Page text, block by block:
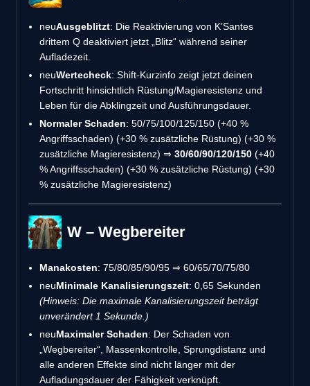
neuAusgeblitzt: Die Reaktivierung von K’Santes
drittem Q deaktiviert jetzt „Blitz“ während seiner
Aufladezeit.
neuWertecheck: Shift-Kurzinfo zeigt jetzt deinen
Fortschritt hinsichtlich Rüstung/Magieresistenz und
Leben für die Abklingzeit und Ausführungsdauer.
Normaler Schaden: 50/75/100/125/150 (+40 %
Angriffsschaden) (+30 % zusätzliche Rüstung) (+30 %
zusätzliche Magieresistenz) ⇒ 30/60/90/120/150 (+40
% Angriffsschaden) (+30 % zusätzliche Rüstung) (+30
% zusätzliche Magieresistenz)
W – Wegbereiter
Manakosten: 75/80/85/90/95 ⇒ 60/65/70/75/80
neuMinimale Kanalisierungszeit: 0,65 Sekunden
(Hinweis: Die maximale Kanalisierungszeit beträgt
unverändert 1 Sekunde.)
neuMaximaler Schaden: Der Schaden von
„Wegbereiter“, Massenkontrolle, Sprungdistanz und
alle anderen Effekte sind nicht länger mit der
Aufladungsdauer der Fähigkeit verknüpft.